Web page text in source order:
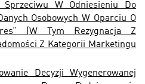
Sprzeciwu W Odniesieniu Do
Osobowych W Oparciu O
(W Tym Rezygnacja Z
Z Kategorii Marketingu
Decyzji Wygenerowanej